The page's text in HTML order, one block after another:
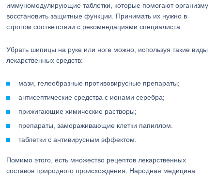
иммуномодулирующие таблетки, которые помогают организму
восстановить защитные функции. Принимать их нужно в
строгом соответствии с рекомендациями специалиста.
Убрать шипицы на руке или ноге можно, используя такие виды
лекарственных средств:
мази, гелеобразные противовирусные препараты;
антисептические средства с ионами серебра;
прижигающие химические растворы;
препараты, замораживающие клетки папиллом.
таблетки с антивирусным эффектом.
Помимо этого, есть множество рецептов лекарственных
составов природного происхождения. Народная медицина